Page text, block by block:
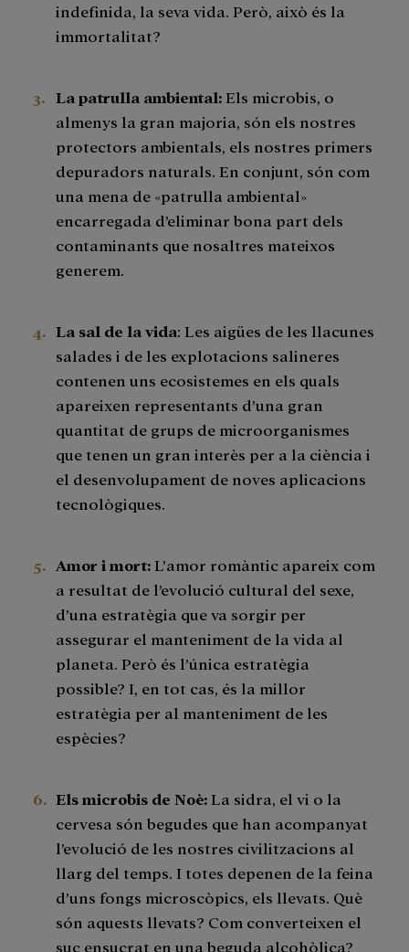
indefinida, la seva vida. Però, això és la
immortalitat?
La patrulla ambiental:Els microbis, o
almenys la gran majoria, són els nostres
protectors ambientals, els nostres primers
depuradors naturals. En conjunt, són com
una mena de «patrulla ambiental»
encarregada d’eliminar bona part dels
contaminants que nosaltres mateixos
generem.
La sal de la vida: Les aigües de les llacunes
salades i de les explotacions salineres
contenen uns ecosistemes en els quals
apareixen representants d’una gran
quantitat de grups de microorganismes
que tenen un gran interès per a la ciència i
el desenvolupament de noves aplicacions
tecnològiques.
Amor i mort:L’amor romàntic apareix com
a resultat de l’evolució cultural del sexe,
d’una estratègia que va sorgir per
assegurar el manteniment de la vida al
planeta. Però és l’única estratègia
possible? I, en tot cas, és la millor
estratègia per al manteniment de les
espècies?
Els microbis de Noè:La sidra, el vi o la
cervesa són begudes que han acompanyat
l’evolució de les nostres civilitzacions al
llarg del temps. I totes depenen de la feina
d’uns fongs microscòpics, els llevats. Què
són aquests llevats? Com converteixen el
suc ensucrat en una beguda alcohòlica?